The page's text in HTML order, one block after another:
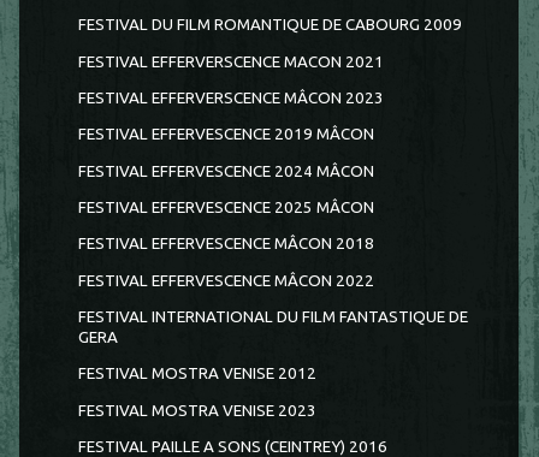
FESTIVAL DU FILM ROMANTIQUE DE CABOURG 2009
FESTIVAL EFFERVERSCENCE MACON 2021
FESTIVAL EFFERVERSCENCE MÂCON 2023
FESTIVAL EFFERVESCENCE 2019 MÂCON
FESTIVAL EFFERVESCENCE 2024 MÂCON
FESTIVAL EFFERVESCENCE 2025 MÂCON
FESTIVAL EFFERVESCENCE MÂCON 2018
FESTIVAL EFFERVESCENCE MÂCON 2022
FESTIVAL INTERNATIONAL DU FILM FANTASTIQUE DE
GERA
FESTIVAL MOSTRA VENISE 2012
FESTIVAL MOSTRA VENISE 2023
FESTIVAL PAILLE A SONS (CEINTREY) 2016